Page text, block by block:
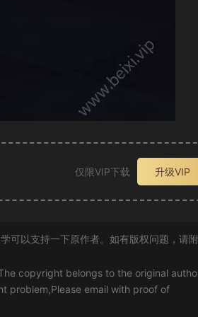
仅限VIP下载 升级VIP
可以支持一下原作者。如有版权问题，请
copyright belongs to the original
problem,Please email with proof of